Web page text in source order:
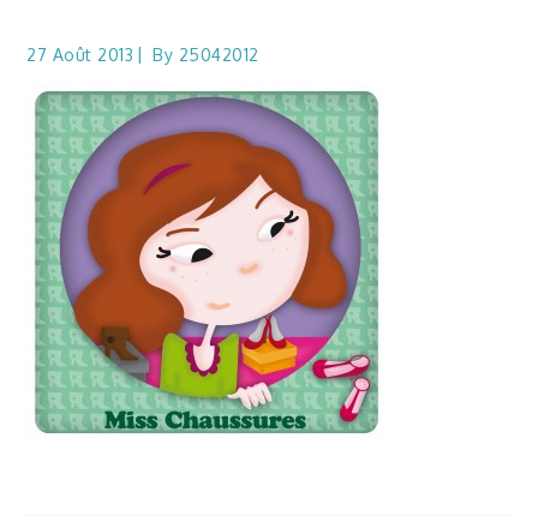
27 Août 2013 By 25042012